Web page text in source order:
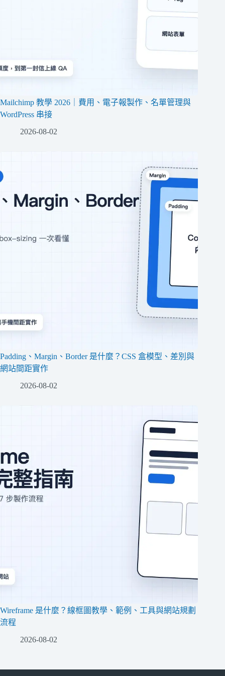
Mailchimp 教學 2026｜費用、電子報製作、名單管理與
WordPress 串接
2026-08-02
Padding、Margin、Border 是什麼？CSS 盒模型、差別與
網站間距實作
2026-08-02
Wireframe 是什麼？線框圖教學、範例、工具與網站規劃
流程
2026-08-02